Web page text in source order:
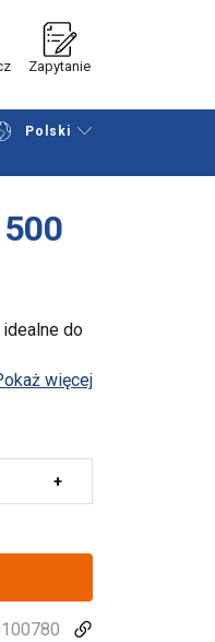
Zapytanie
Polski
do
więcej